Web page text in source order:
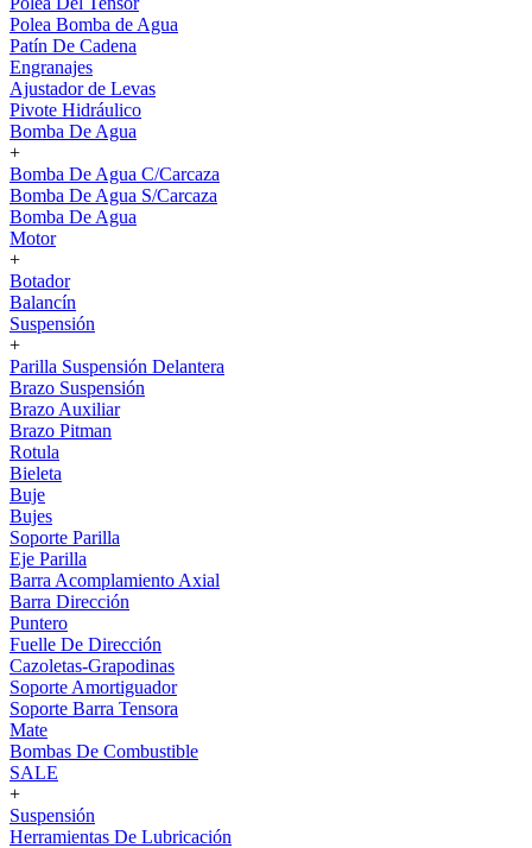
Polea Bomba de Agua
Patín De Cadena
Engranajes
Ajustador de Levas
Pivote Hidráulico
Bomba De Agua
+
Bomba De Agua C/Carcaza
Bomba De Agua S/Carcaza
Bomba De Agua
Motor
+
Botador
Balancín
Suspensión
+
Parilla Suspensión Delantera
Brazo Suspensión
Brazo Auxiliar
Brazo Pitman
Rotula
Bieleta
Buje
Bujes
Soporte Parilla
Eje Parilla
Barra Acomplamiento Axial
Barra Dirección
Puntero
Fuelle De Dirección
Cazoletas-Grapodinas
Soporte Amortiguador
Soporte Barra Tensora
Mate
Bombas De Combustible
SALE
+
Suspensión
Herramientas De Lubricación